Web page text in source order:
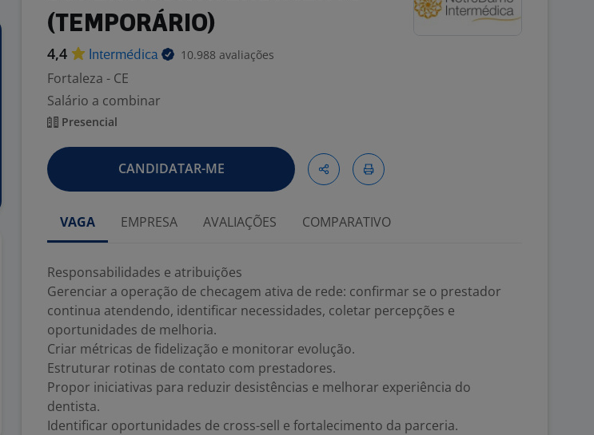
(TEMPORÁRIO)
4,4 Intermédica 10.988 avaliações
Fortaleza - CE
Salário a combinar
Presencial
CANDIDATAR-ME
VAGA EMPRESA AVALIAÇÕES COMPARATIVO
Responsabilidades e atribuições
Gerenciar a operação de checagem ativa de rede: confirmar se o prestador
continua atendendo, identificar necessidades, coletar percepções e
oportunidades de melhoria.
Criar métricas de fidelização e monitorar evolução.
Estruturar rotinas de contato com prestadores.
Propor iniciativas para reduzir desistências e melhorar experiência do
dentista.
Identificar oportunidades de cross-sell e fortalecimento da parceria.